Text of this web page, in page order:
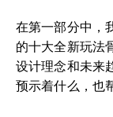
在第一部分中，
的十大全新玩法
设计理念和未来
预示着什么，也